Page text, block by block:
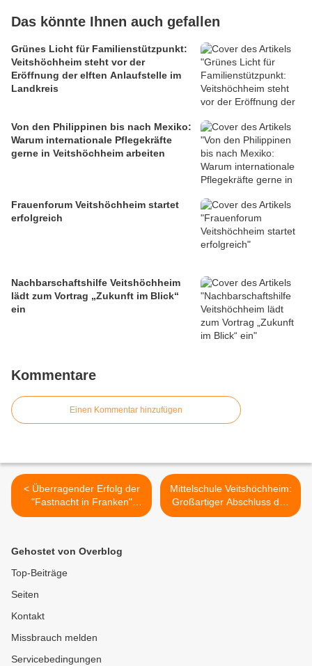
Das könnte Ihnen auch gefallen
Grünes Licht für Familienstützpunkt:
Veitshöchheim steht vor der
Eröffnung der elften Anlaufstelle im
Landkreis
Von den Philippinen bis nach Mexiko:
Warum internationale Pflegekräfte
gerne in Veitshöchheim arbeiten
Frauenforum Veitshöchheim startet
erfolgreich
Nachbarschaftshilfe Veitshöchheim
lädt zum Vortrag „Zukunft im Blick“
ein
Kommentare
Einen Kommentar hinzufügen
< Überragender Erfolg der
"Fastnacht in Franken"
wurde bei der
Impressionen
Mittelschule Veitshöchheim:
Großartiger Abschluss des
deutsch-polnischen
Gehostet von Overblog
Top-Beiträge
Seiten
Kontakt
Missbrauch melden
Servicebedingungen